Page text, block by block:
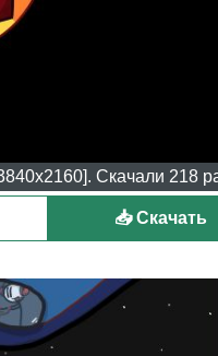
Скачали 218
📥 Скачать